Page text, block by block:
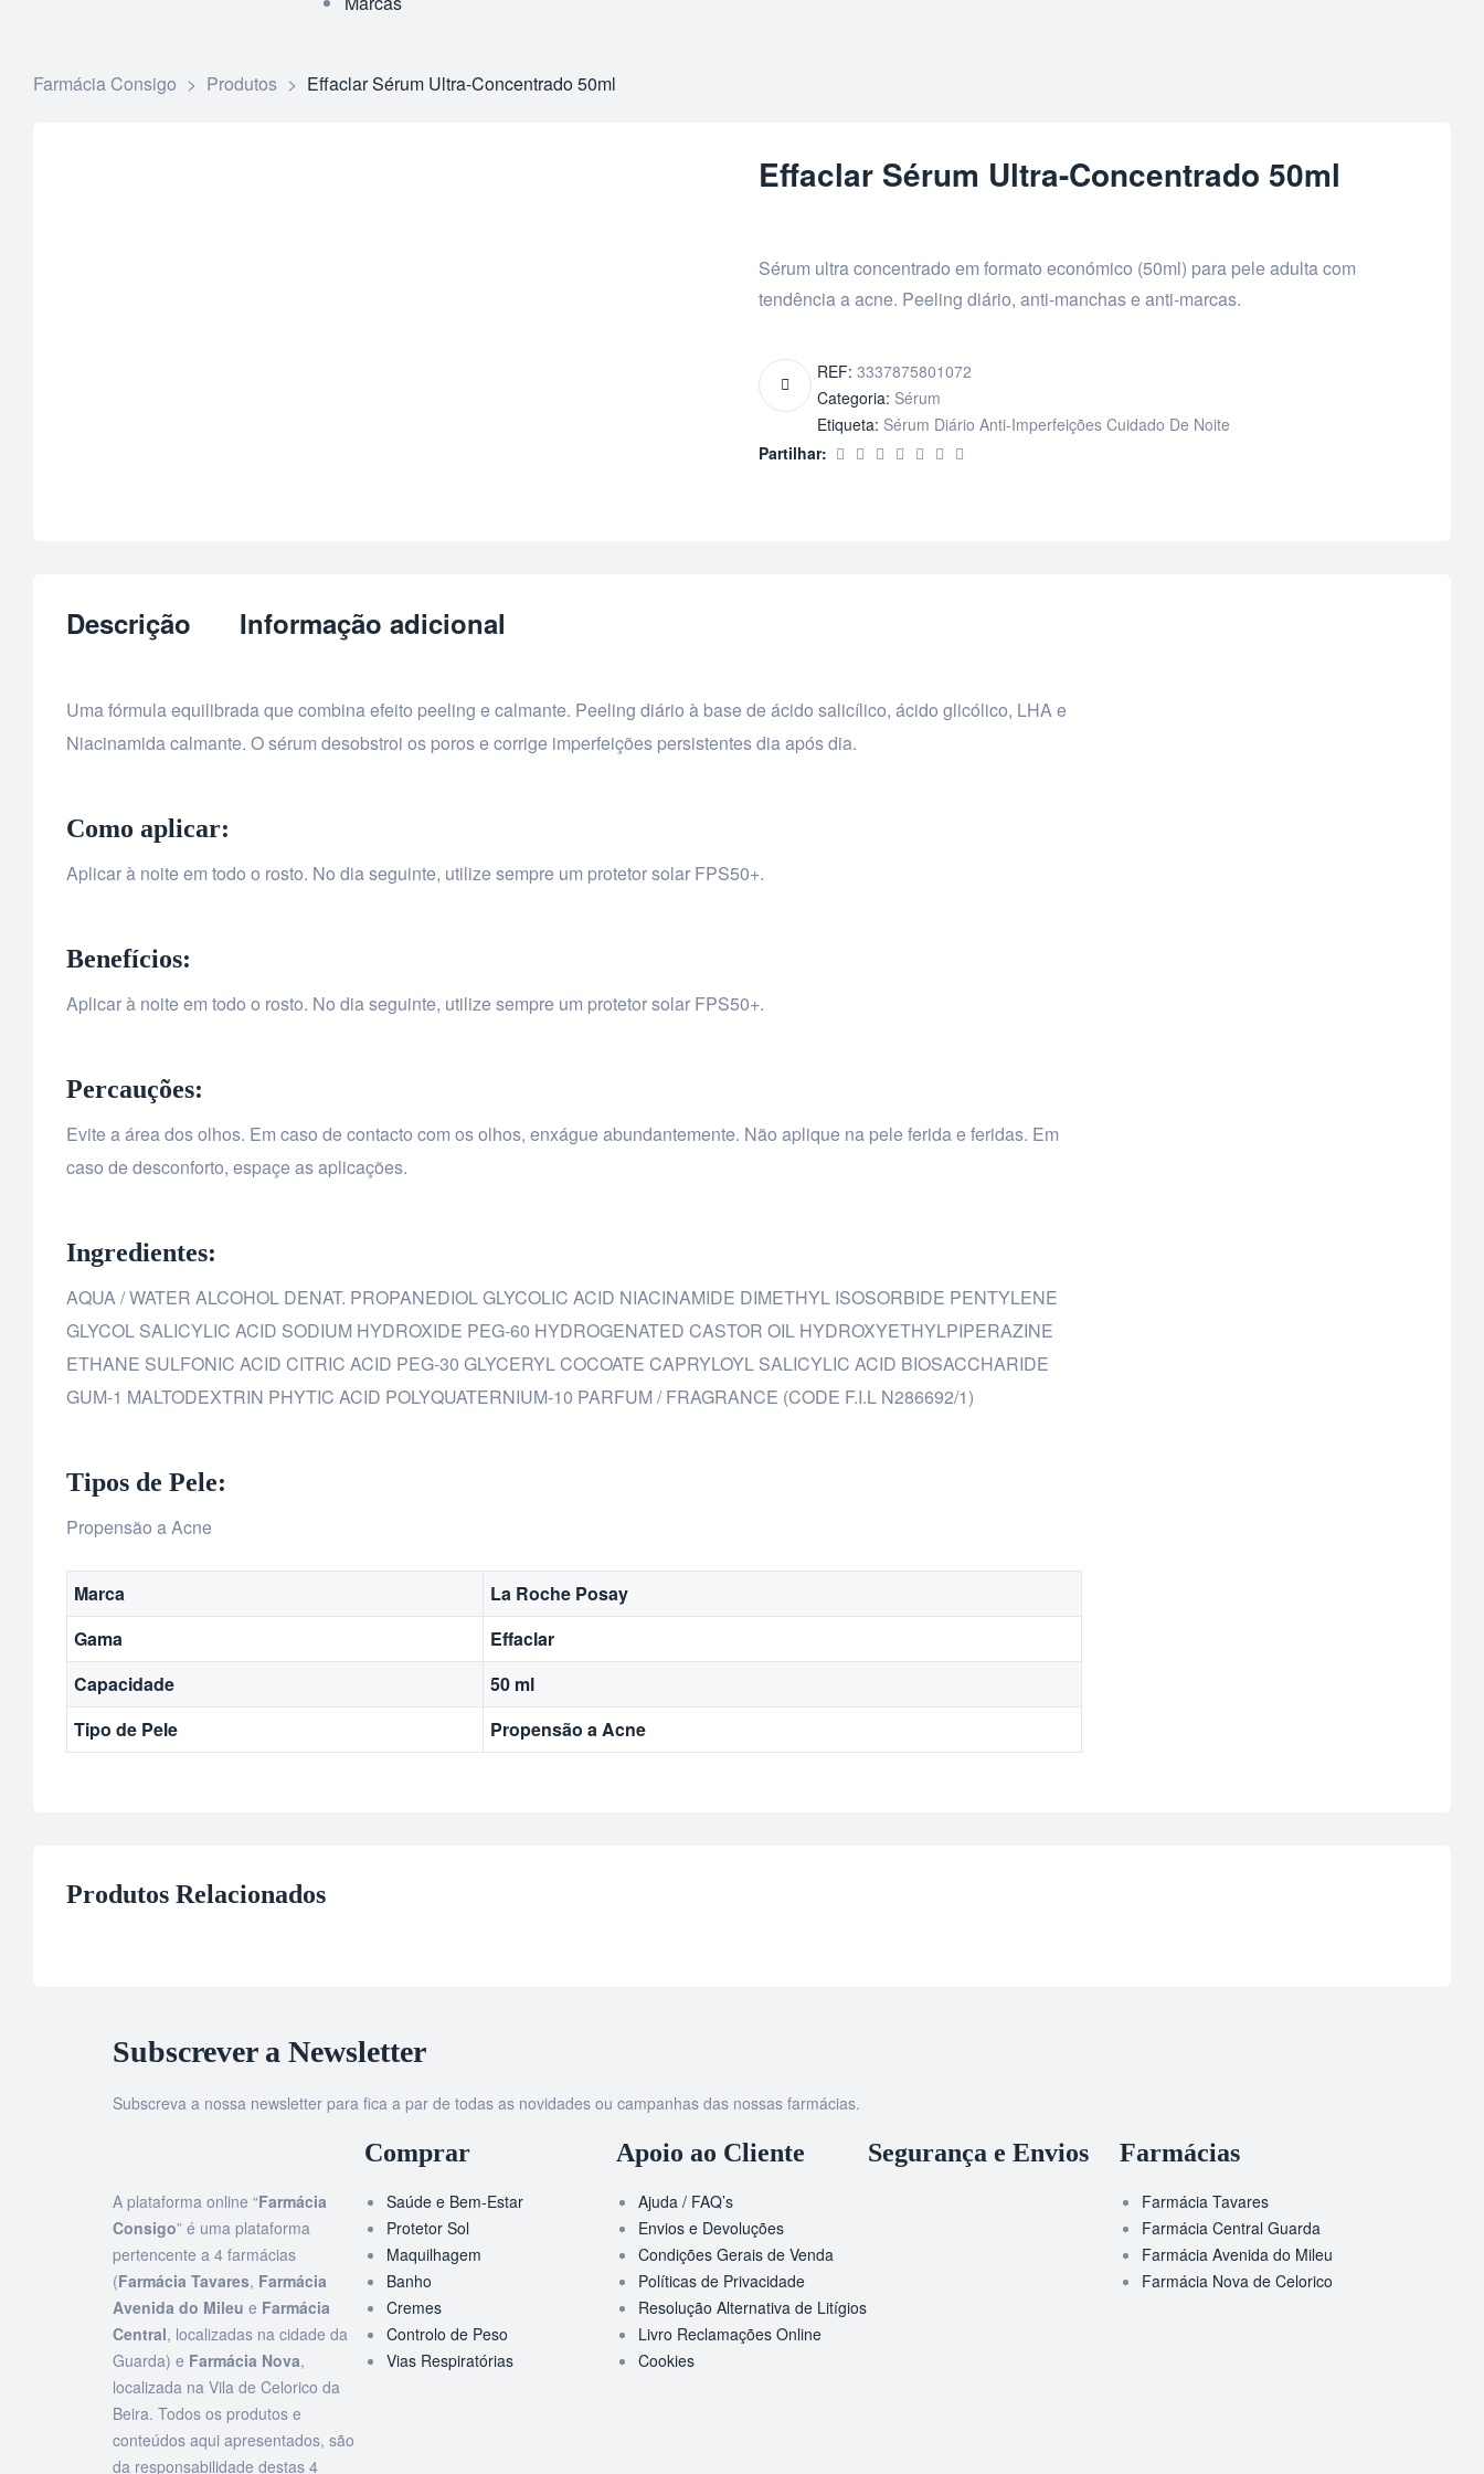
Farmácia Consigo > Produtos > Effaclar Sérum Ultra-Concentrado 50ml
Effaclar Sérum Ultra-Concentrado 50ml
Sérum ultra concentrado em formato económico (50ml) para pele adulta com
tendência a acne. Peeling diário, anti-manchas e anti-marcas.
REF: 3337875801072
Categoria: Sérum
Etiqueta: Sérum Diário Anti-Imperfeições Cuidado De Noite
Partilhar:
Descrição Informação adicional
Uma fórmula equilibrada que combina efeito peeling e calmante. Peeling diário à base de ácido salicílico, ácido glicólico, LHA e
Niacinamida calmante. O sérum desobstroi os poros e corrige imperfeições persistentes dia após dia.
Como aplicar:
Aplicar à noite em todo o rosto. No dia seguinte, utilize sempre um protetor solar FPS50+.
Benefícios:
Aplicar à noite em todo o rosto. No dia seguinte, utilize sempre um protetor solar FPS50+.
Percauções:
Evite a área dos olhos. Em caso de contacto com os olhos, enxágue abundantemente. Não aplique na pele ferida e feridas. Em
caso de desconforto, espaçe as aplicações.
Ingredientes:
AQUA / WATER ALCOHOL DENAT. PROPANEDIOL GLYCOLIC ACID NIACINAMIDE DIMETHYL ISOSORBIDE PENTYLENE
GLYCOL SALICYLIC ACID SODIUM HYDROXIDE PEG-60 HYDROGENATED CASTOR OIL HYDROXYETHYLPIPERAZINE
ETHANE SULFONIC ACID CITRIC ACID PEG-30 GLYCERYL COCOATE CAPRYLOYL SALICYLIC ACID BIOSACCHARIDE
GUM-1 MALTODEXTRIN PHYTIC ACID POLYQUATERNIUM-10 PARFUM / FRAGRANCE (CODE F.I.L N286692/1)
Tipos de Pele:
Propensão a Acne
Marca
La Roche Posay
Gama
Effaclar
Capacidade
50 ml
Tipo de Pele
Propensão a Acne
Produtos Relacionados
Subscrever a Newsletter
Subscreva a nossa newsletter para fica a par de todas as novidades ou campanhas das nossas farmácias.
A plataforma online “Farmácia
Consigo” é uma plataforma
pertencente a 4 farmácias
(Farmácia Tavares, Farmácia
Avenida do Mileu e Farmácia
Central, localizadas na cidade da
Guarda) e Farmácia Nova,
localizada na Vila de Celorico da
Beira. Todos os produtos e
conteúdos aqui apresentados, são
da responsabilidade destas 4
Comprar
Saúde e Bem-Estar
Protetor Sol
Maquilhagem
Banho
Cremes
Controlo de Peso
Vias Respiratórias
Apoio ao Cliente
Ajuda / FAQ’s
Envios e Devoluções
Condições Gerais de Venda
Políticas de Privacidade
Resolução Alternativa de Litígios
Livro Reclamações Online
Cookies
Segurança e Envios Farmácias
Farmácia Tavares
Farmácia Central Guarda
Farmácia Avenida do Mileu
Farmácia Nova de Celorico